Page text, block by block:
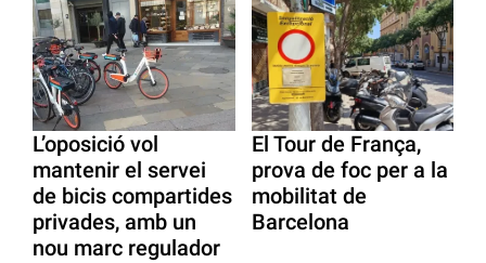
L’oposició vol
mantenir el servei
de bicis compartides
privades, amb un
nou marc regulador
El Tour de França,
prova de foc per a la
mobilitat de
Barcelona